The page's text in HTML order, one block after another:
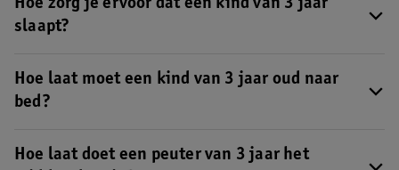
beland.
Hoe zorg je ervoor dat een kind van 3 jaar
slaapt?
dezelfde bedtijd en een vast slaapritueel aan. Dit geeft je peuter
houvast en maakt het naar bed gaan en in slaap vallen
Hoe laat moet een kind van 3 jaar oud naar
bed?
en 20.00 uur.
Hoe laat doet een peuter van 3 jaar het